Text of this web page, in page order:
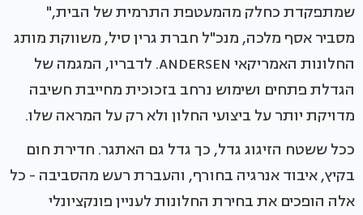
שמתפקדת כחלק מהמעטפת התרמית של הבית,"
מסביר אסף מלכה, מנכ"ל חברת גרין סיל, משווקת מותג
החלונות האמריקאי ANDERSEN. לדבריו, המגמה של
הגדלת פתחים ושימוש נרחב בזכוכית מחייבת חשיבה
מדויקת יותר על ביצועי החלון ולא רק על המראה שלו.
ככל ששטח הזיגוג גדל, כך גדל גם האתגר. חדירת חום
בקיץ, איבוד אנרגיה בחורף, והעברת רעש מהסביבה - כל
אלה הופכים את בחירת החלונות לעניין פונקציונלי